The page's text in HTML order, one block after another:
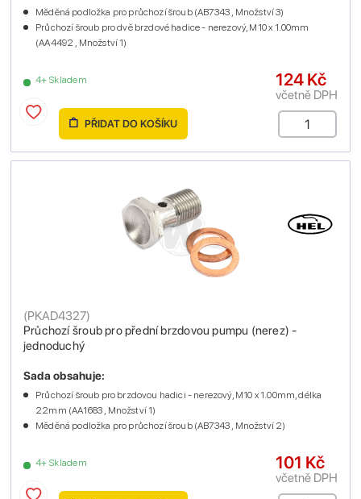
4+ Skladem
Měděná podložka pro průchozí šroub (AB7343 , Množství 3)
Průchozí šroub pro dvě brzdové hadice - nerezový, M10 x 1.00mm
(AA4492 , Množství 1)
124 Kč
včetně DPH
PŘIDAT DO KOŠÍKU
Průchozí šroub pro přední brzdovou pumpu (nerez) -
jednoduchý
(PKAD4327)
4+ Skladem
Sada obsahuje:
Průchozí šroub pro brzdovou hadici - nerezový, M10 x 1.00mm, délka
22mm (AA1683 , Množství 1)
Měděná podložka pro průchozí šroub (AB7343 , Množství 2)
101 Kč
včetně DPH